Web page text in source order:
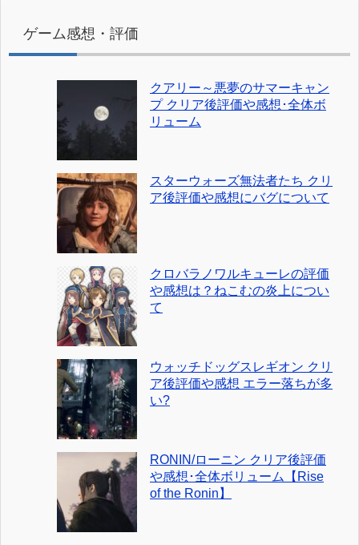
ゲーム感想・評価
クアリー～悪夢のサマーキャン
プ クリア後評価や感想･全体ボ
リューム
スターウォーズ無法者たち クリ
ア後評価や感想にバグについて
クロバラノワルキューレの評価
や感想は？ねこむの炎上につい
て
ウォッチドッグスレギオン クリ
ア後評価や感想 エラー落ちが多
い?
RONIN/ローニン クリア後評価
や感想･全体ボリューム【Rise
of the Ronin】